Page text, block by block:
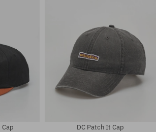
Cap DC Patch It Cap